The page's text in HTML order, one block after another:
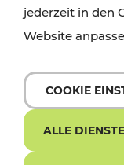
jederzeit in den
Website
COOKIE
ALLE